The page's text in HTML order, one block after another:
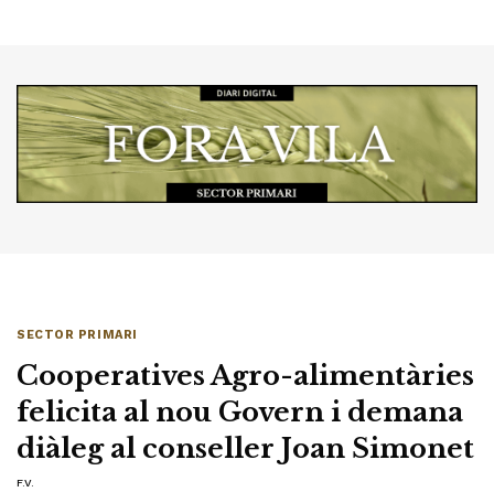
SECTOR PRIMARI
Cooperatives Agro-alimentàries
felicita al nou Govern i demana
diàleg al conseller Joan Simonet
F.V.